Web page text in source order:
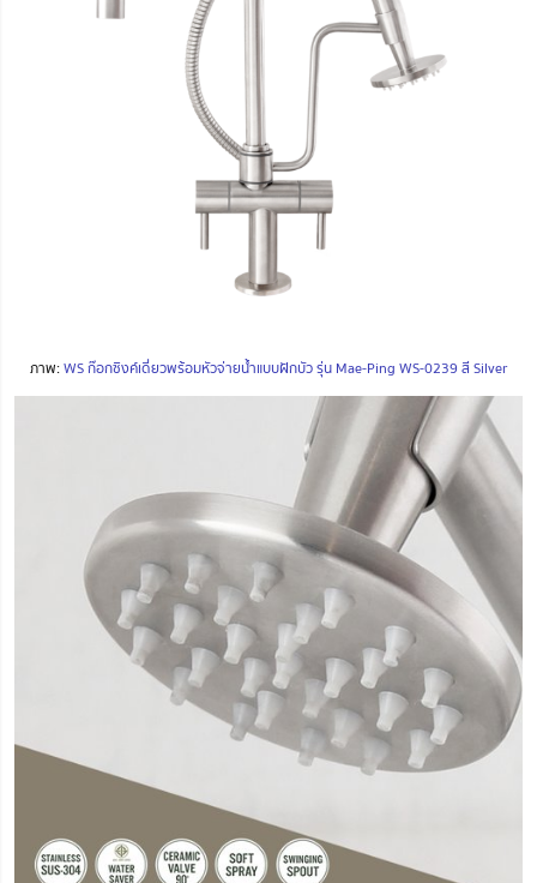
ภาพ:WS ก๊อกซิงค์เดี่ยวพร้อมหัวจ่ายน้ำแบบฝักบัว รุ่น Mae-Ping WS-0239 สี Silver